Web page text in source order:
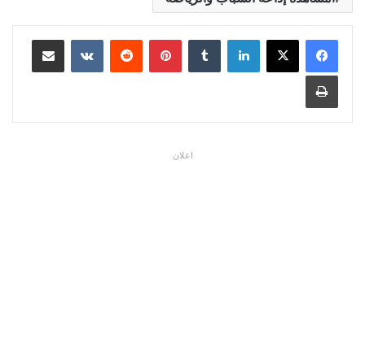
لينكدإن بينتيريست مشاركة عبر البريد
طباعة
اعلان